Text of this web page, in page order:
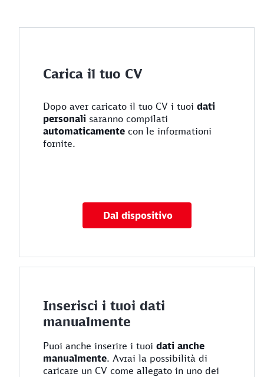
Carica il tuo CV
Dopo aver caricato il tuo CV i tuoi dati
personali saranno compilati
automaticamente con le informationi
fornite.
Dal dispositivo
Carica il tuo CV
Inserisci i tuoi dati
manualmente
Puoi anche inserire i tuoi dati anche
manualmente. Avrai la possibilità di
caricare un CV come allegato in uno dei